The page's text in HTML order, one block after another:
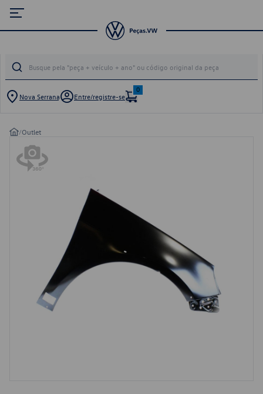
Nova Serrana Entre/registre-se
0
/Outlet